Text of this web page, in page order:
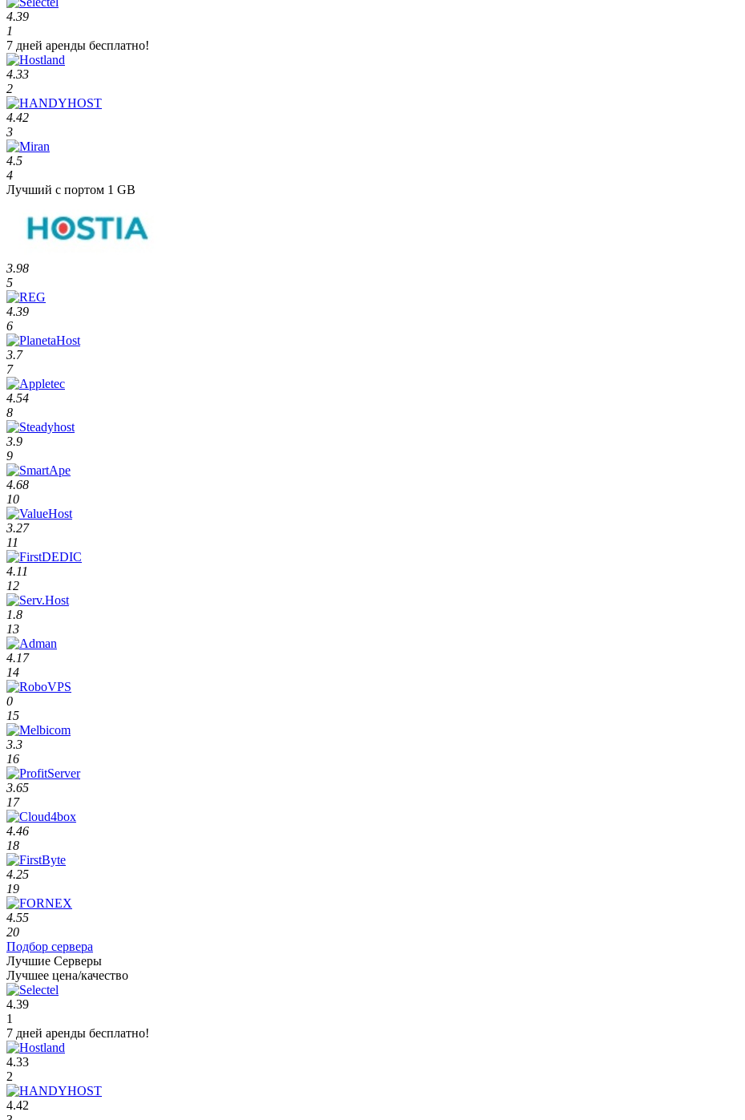
4.39
1
7 дней аренды бесплатно!
4.33
2
4.42
3
4.5
4
Лучший с портом 1 GB
3.98
5
4.39
6
3.7
7
4.54
8
3.9
9
4.68
10
3.27
11
4.11
12
1.8
13
4.17
14
0
15
3.3
16
3.65
17
4.46
18
4.25
19
4.55
20
Подбор сервера
Лучшие Серверы
Лучшее цена/качество
4.39
1
7 дней аренды бесплатно!
4.33
2
4.42